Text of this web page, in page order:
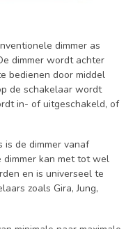
dimmer as
dimmer wordt achter
bedienen door middel
de schakelaar wordt
in- of uitgeschakeld, of
is de dimmer vanaf
dimmer kan met tot wel
en is universeel te
zoals Gira, Jung,